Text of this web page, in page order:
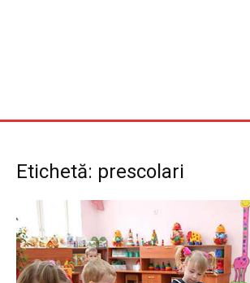
Etichetă: prescolari